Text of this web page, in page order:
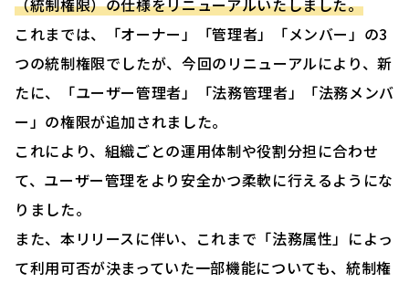
（統制権限）の仕様をリニューアルいたしました。
これまでは、「オーナー」「管理者」「メンバー」の3
つの統制権限でしたが、今回のリニューアルにより、新
たに、「ユーザー管理者」「法務管理者」「法務メンバ
ー」の権限が追加されました。
これにより、組織ごとの運用体制や役割分担に合わせ
て、ユーザー管理をより安全かつ柔軟に行えるようにな
りました。
また、本リリースに伴い、これまで「法務属性」によっ
て利用可否が決まっていた一部機能についても、統制権